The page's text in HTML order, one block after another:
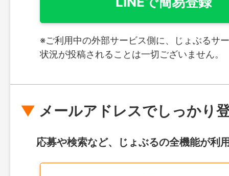
※ご利用中の外部サービス側に、じょぶるサ
状況が投稿されることは一切ございません。
メールアドレスでしっかり
応募や検索など、じょぶるの全機能が利